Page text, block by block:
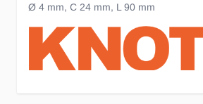
Ø 4 mm, C 24 mm, L 90 mm